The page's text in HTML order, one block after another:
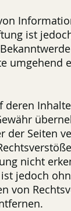
ist
umgehend
der Seiten
nicht
jedoch
von